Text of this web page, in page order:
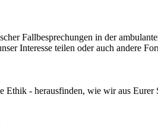
Fallbesprechungen in der
Interesse teilen oder auch andere
- herausfinden, wie wir aus